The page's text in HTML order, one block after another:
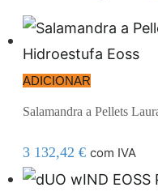
ADICIONAR
Salamandra a Pellets
3 132,42 € com IVA